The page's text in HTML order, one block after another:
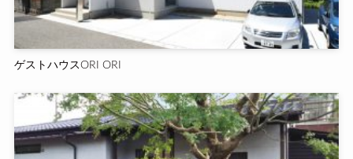
ゲストハウスORI ORI